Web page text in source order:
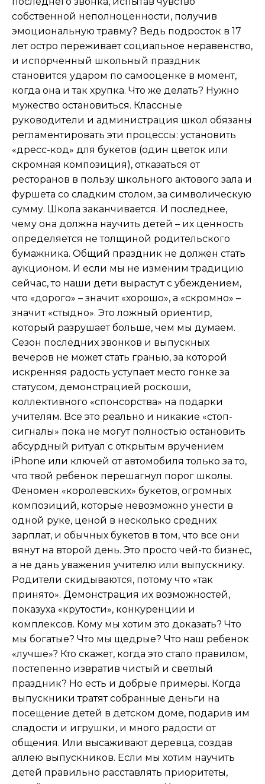
собственной неполноценности, получив
эмоциональную травму? Ведь подросток в 17
лет остро переживает социальное неравенство,
и испорченный школьный праздник
становится ударом по самооценке в момент,
когда она и так хрупка. Что же делать? Нужно
мужество остановиться. Классные
руководители и администрация школ обязаны
регламентировать эти процессы: установить
«дресс-код» для букетов (один цветок или
скромная композиция), отказаться от
ресторанов в пользу школьного актового зала и
фуршета со сладким столом, за символическую
сумму. Школа заканчивается. И последнее,
чему она должна научить детей – их ценность
определяется не толщиной родительского
бумажника. Общий праздник не должен стать
аукционом. И если мы не изменим традицию
сейчас, то наши дети вырастут с убеждением,
что «дорого» – значит «хорошо», а «скромно» –
значит «стыдно». Это ложный ориентир,
который разрушает больше, чем мы думаем.
Сезон последних звонков и выпускных
вечеров не может стать гранью, за которой
искренняя радость уступает место гонке за
статусом, демонстрацией роскоши,
коллективного «спонсорства» на подарки
учителям. Все это реально и никакие «стоп-
сигналы» пока не могут полностью остановить
абсурдный ритуал с открытым вручением
iPhone или ключей от автомобиля только за то,
что твой ребенок перешагнул порог школы.
Феномен «королевских» букетов, огромных
композиций, которые невозможно унести в
одной руке, ценой в несколько средних
зарплат, и обычных букетов в том, что все они
вянут на второй день. Это просто чей-то бизнес,
а не дань уважения учителю или выпускнику.
Родители скидываются, потому что «так
принято». Демонстрация их возможностей,
показуха «крутости», конкуренции и
комплексов. Кому мы хотим это доказать? Что
мы богатые? Что мы щедрые? Что наш ребенок
«лучше»? Кто скажет, когда это стало правилом,
постепенно извратив чистый и светлый
праздник? Но есть и добрые примеры. Когда
выпускники тратят собранные деньги на
посещение детей в детском доме, подарив им
сладости и игрушки, и много радости от
общения. Или высаживают деревца, создав
аллею выпускников. Если мы хотим научить
детей правильно расставлять приоритеты,